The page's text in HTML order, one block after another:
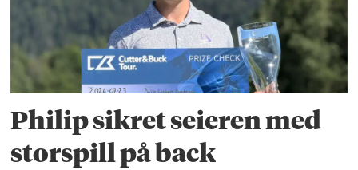
Philip sikret seieren med
storspill på back